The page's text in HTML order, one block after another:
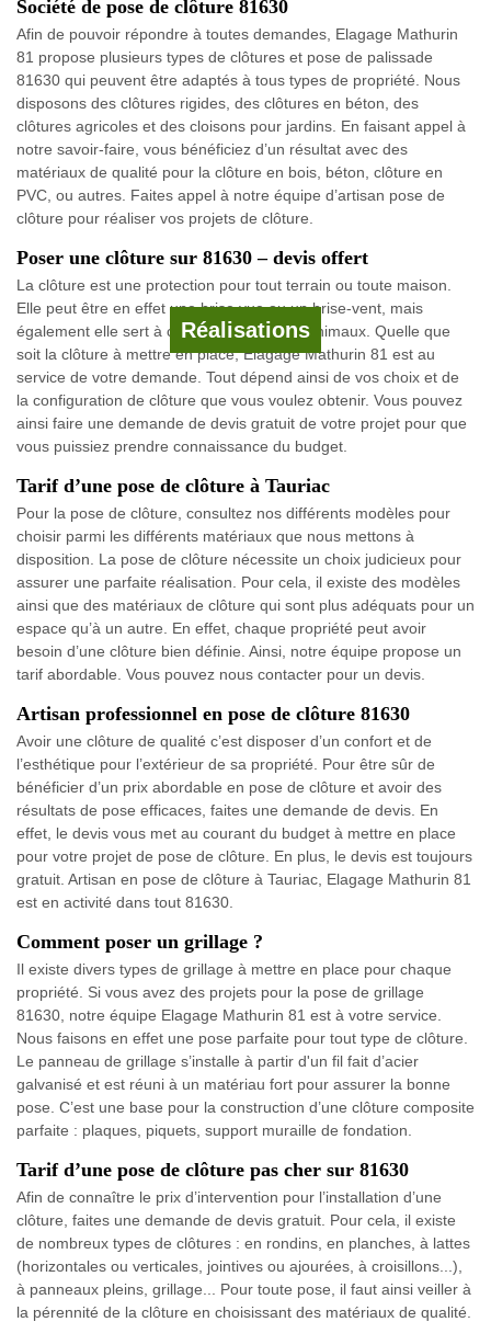
Réalisations
Société de pose de clôture 81630
Afin de pouvoir répondre à toutes demandes, Elagage Mathurin
81 propose plusieurs types de clôtures et pose de palissade
81630 qui peuvent être adaptés à tous types de propriété. Nous
disposons des clôtures rigides, des clôtures en béton, des
clôtures agricoles et des cloisons pour jardins. En faisant appel à
notre savoir-faire, vous bénéficiez d’un résultat avec des
matériaux de qualité pour la clôture en bois, béton, clôture en
PVC, ou autres. Faites appel à notre équipe d’artisan pose de
clôture pour réaliser vos projets de clôture.
Poser une clôture sur 81630 – devis offert
La clôture est une protection pour tout terrain ou toute maison.
Elle peut être en effet une brise vue ou un brise-vent, mais
également elle sert à clôturer un refuge d’animaux. Quelle que
soit la clôture à mettre en place, Elagage Mathurin 81 est au
service de votre demande. Tout dépend ainsi de vos choix et de
la configuration de clôture que vous voulez obtenir. Vous pouvez
ainsi faire une demande de devis gratuit de votre projet pour que
vous puissiez prendre connaissance du budget.
Tarif d’une pose de clôture à Tauriac
Pour la pose de clôture, consultez nos différents modèles pour
choisir parmi les différents matériaux que nous mettons à
disposition. La pose de clôture nécessite un choix judicieux pour
assurer une parfaite réalisation. Pour cela, il existe des modèles
ainsi que des matériaux de clôture qui sont plus adéquats pour un
espace qu’à un autre. En effet, chaque propriété peut avoir
besoin d’une clôture bien définie. Ainsi, notre équipe propose un
tarif abordable. Vous pouvez nous contacter pour un devis.
Artisan professionnel en pose de clôture 81630
Avoir une clôture de qualité c’est disposer d’un confort et de
l’esthétique pour l’extérieur de sa propriété. Pour être sûr de
bénéficier d’un prix abordable en pose de clôture et avoir des
résultats de pose efficaces, faites une demande de devis. En
effet, le devis vous met au courant du budget à mettre en place
pour votre projet de pose de clôture. En plus, le devis est toujours
gratuit. Artisan en pose de clôture à Tauriac, Elagage Mathurin 81
est en activité dans tout 81630.
Comment poser un grillage ?
Il existe divers types de grillage à mettre en place pour chaque
propriété. Si vous avez des projets pour la pose de grillage
81630, notre équipe Elagage Mathurin 81 est à votre service.
Nous faisons en effet une pose parfaite pour tout type de clôture.
Le panneau de grillage s’installe à partir d'un fil fait d’acier
galvanisé et est réuni à un matériau fort pour assurer la bonne
pose. C’est une base pour la construction d’une clôture composite
parfaite : plaques, piquets, support muraille de fondation.
Tarif d’une pose de clôture pas cher sur 81630
Afin de connaître le prix d’intervention pour l’installation d’une
clôture, faites une demande de devis gratuit. Pour cela, il existe
de nombreux types de clôtures : en rondins, en planches, à lattes
(horizontales ou verticales, jointives ou ajourées, à croisillons...),
à panneaux pleins, grillage... Pour toute pose, il faut ainsi veiller à
la pérennité de la clôture en choisissant des matériaux de qualité.